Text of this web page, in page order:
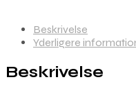
Beskrivelse
Yderligere
Beskrivelse